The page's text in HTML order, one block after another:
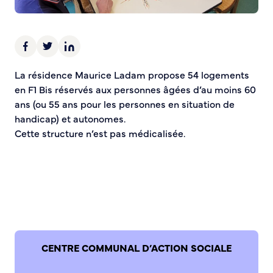
La résidence Maurice Ladam propose 54 logements
en F1 Bis réservés aux personnes âgées d’au moins 60
ans (ou 55 ans pour les personnes en situation de
handicap) et autonomes.
Cette structure n’est pas médicalisée.
CENTRE COMMUNAL D’ACTION SOCIALE
Demande d’Occupation du Domaine Public
Pré-plainte en ligne
Tranquillité vacances
Vidéoprotection
Aide à l’installation d’alarmes
Horaires pour le bricolage et le jardinage